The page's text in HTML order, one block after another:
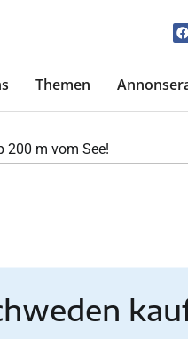
Themen
200 m vom See!